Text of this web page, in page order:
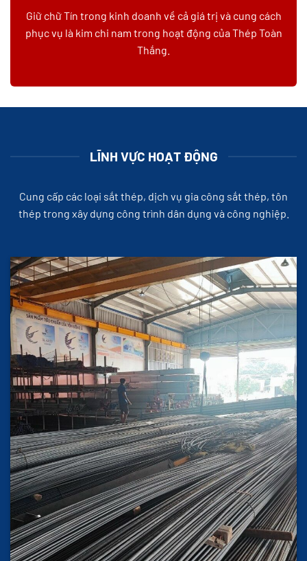
Giữ chữ Tín trong kinh doanh về cả giá trị và cung cách
phục vụ là kim chi nam trong hoạt động của Thép Toàn
Thắng.
LĨNH VỰC HOẠT ĐỘNG
Cung cấp các loại sắt thép, dịch vụ gia công sắt thép, tôn
thép trong xây dựng công trình dân dụng và công nghiệp.